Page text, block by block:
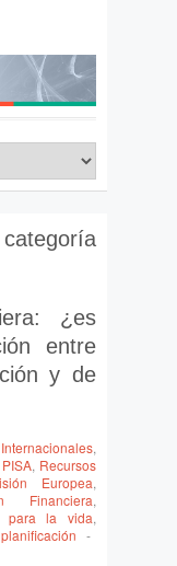
¿es
entre
y de
,
PISA, Recursos
Europea,
Financiera,
para la vida,
planificación -